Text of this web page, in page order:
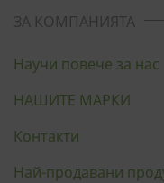
ЗА КОМПАНИЯТА
Научи повече за нас
НАШИТЕ МАРКИ
Контакти
Най-продавани